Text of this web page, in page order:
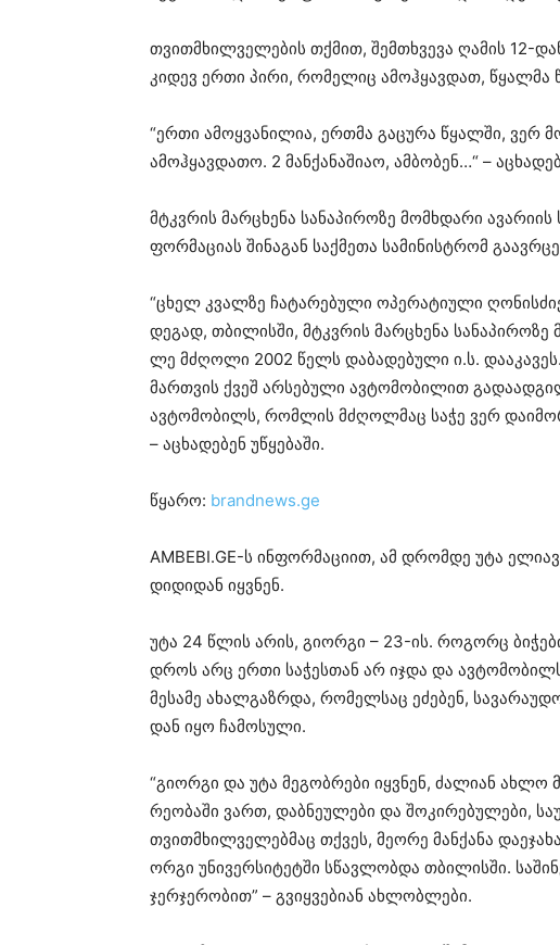
თვითმხილ­ვე­ლე­ბის თქმით, შემ­თხვე­ვა ღა­მის 12-
კი­დევ ერთი პირი, რო­მე­ლიც ამოჰ­ყავ­დათ, წყალ­მა
“ერთი ამოყ­ვა­ნი­ლია, ერ­თმა გა­ცუ­რა წყალ­ში, ვერ
ამოჰ­ყავ­და­თო. 2 მან­ქა­ნა­ში­აო, ამ­ბო­ბენ…“ –
მტკვრის მარ­ცხე­ნა სა­ნა­პი­რო­ზე მომ­ხდა­რი
ფორ­მა­ცი­ას ში­ნა­გან საქ­მე­თა სა­მი­ნის­ტრომ
“ცხელ კვალ­ზე ჩა­ტა­რე­ბუ­ლი ოპე­რა­ტი­უ­ლი
დე­გად, თბი­ლის­ში, მტკვრის მარ­ცხე­ნა
ლე მძღო­ლი 2002 წელს და­ბა­დე­ბუ­ლი ი.ს.
მარ­თვის ქვეშ არ­სე­ბუ­ლი ავ­ტო­მო­ბი­ლით
ავ­ტო­მო­ბილს, რომ­ლის მძღოლ­მაც საჭე ვერ
– აცხა­დე­ბენ უწყე­ბა­ში.
წყარო: brandnews.ge
AMBEBI.GE-ს ინ­ფორ­მა­ცი­ით, ამ დრომ­დე უტა
დი­დი­დან იყ­ვნენ.
უტა 24 წლის არის, გი­ორ­გი – 23-ის. რო­გორც
დროს არც ერთი სა­ჭეს­თან არ იჯდა და
მე­სა­მე ახალ­გაზ­რდა, რო­მელ­საც ეძე­ბენ,
დან იყო ჩა­მო­სუ­ლი.
“გი­ორ­გი და უტა მე­გობ­რე­ბი იყ­ვნენ, ძა­ლი­ან ახლო
რე­ო­ბა­ში ვართ, დაბ­ნე­უ­ლე­ბი და შო­კი­რე­ბუ­ლე­ბი,
თვითმხილ­ვე­ლებ­მაც თქვეს, მე­ო­რე მან­ქა­ნა
ორ­გი უნი­ვერ­სი­ტეტ­ში სწავ­ლობ­და თბი­ლის­ში.
ჯერ­ჯე­რო­ბით” – გვიყ­ვე­ბი­ან ახ­ლობ­ლე­ბი.